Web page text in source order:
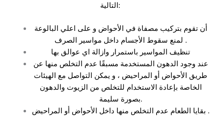
التالية:
أن تقوم بتركيب مصفاة في الأحواض و على اعلي البالوعة
لمنع سقوط الأجسام داخل مواسير الصرف .
تنظيف المواسير باستمرار وازالة اي عوالق بها
عند وجود الدهون المستخدمة مسبقًا عدم التخلص منها عن
طريق الأحواض أو المراحيض ، و يمكن التواصل مع الهيئات
الخاصة بإعادة الاستخدام للتخلص من الزيوت والدهون
بصورة سليمة.
بقايا الطعام عدم التخلص منها داخل الأحواض أو المراحيض .